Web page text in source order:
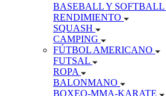
BASEBALL Y SOFTBALL
RENDIMIENTO
SQUASH
CAMPING
FÚTBOL AMERICANO
FUTSAL
ROPA
BALONMANO
BOXEO-MMA-KARATE